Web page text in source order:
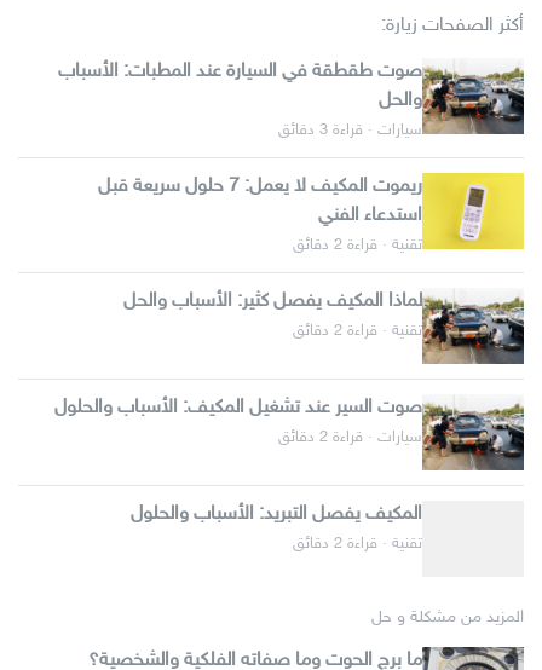
أكثر الصفحات زيارة:
صوت طقطقة في السيارة عند المطبات: الأسباب
والحل
سيارات · قراءة 3 دقائق
ريموت المكيف لا يعمل: 7 حلول سريعة قبل
استدعاء الفني
تقنية · قراءة 2 دقائق
لماذا المكيف يفصل كثير: الأسباب والحل
تقنية · قراءة 2 دقائق
صوت السير عند تشغيل المكيف: الأسباب والحلول
سيارات · قراءة 2 دقائق
المكيف يفصل التبريد: الأسباب والحلول
تقنية · قراءة 2 دقائق
المزيد من مشكلة و حل
ما برج الحوت وما صفاته الفلكية والشخصية؟